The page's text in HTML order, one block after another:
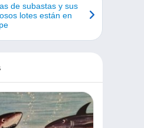
de subastas y sus
lotes están en